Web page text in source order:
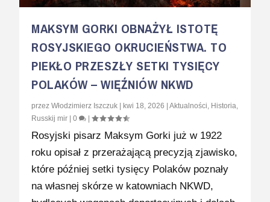
MAKSYM GORKI OBNAŻYŁ ISTOTĘ
ROSYJSKIEGO OKRUCIEŃSTWA. TO
PIEKŁO PRZESZŁY SETKI TYSIĘCY
POLAKÓW – WIĘŹNIÓW NKWD
przezWłodzimierz Iszczuk kwi 18, 2026 |Aktualności, Historia,
Russkij mir |0 |
Rosyjski pisarz Maksym Gorki już w 1922
roku opisał z przerażającą precyzją zjawisko,
które później setki tysięcy Polaków poznały
na własnej skórze w katowniach NKWD,